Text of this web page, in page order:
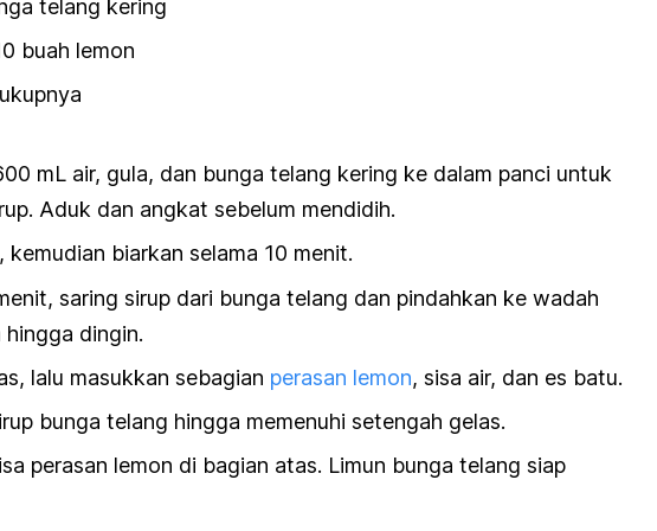
telang kering
buah lemon
mL air, gula, dan bunga telang kering ke dalam panci untuk
Aduk dan angkat sebelum mendidih.
kemudian biarkan selama 10 menit.
saring sirup dari bunga telang dan pindahkan ke wadah
hingga dingin.
lalu masukkan sebagian perasan lemon, sisa air, dan es batu.
bunga telang hingga memenuhi setengah gelas.
perasan lemon di bagian atas. Limun bunga telang siap